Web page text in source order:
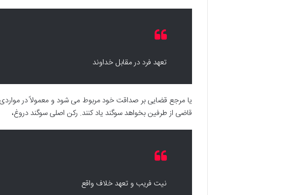
تعهد فرد در مقابل خداوند
یا مرجع قضایی بر صداقت خود مربوط می شود و معمولاً در مواردی
قاضی از طرفین بخواهد سوگند یاد کنند. رکن اصلی سوگند دروغ،
نیت فریب و تعهد خلاف واقع